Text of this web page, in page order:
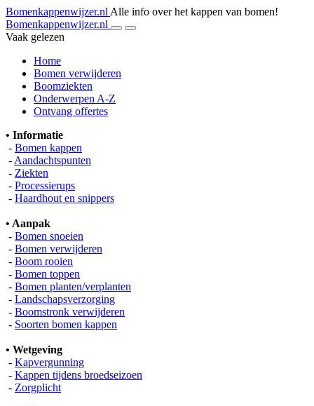
Bomenkappenwijzer.nl Alle info over het kappen van bomen!
Bomenkappenwijzer.nl
Vaak gelezen
Home
Bomen verwijderen
Boomziekten
Onderwerpen A-Z
Ontvang offertes
• Informatie
- Bomen kappen
- Aandachtspunten
- Ziekten
- Processierups
- Haardhout en snippers
• Aanpak
- Bomen snoeien
- Bomen verwijderen
- Boom rooien
- Bomen toppen
- Bomen planten/verplanten
- Landschapsverzorging
- Boomstronk verwijderen
- Soorten bomen kappen
• Wetgeving
- Kapvergunning
- Kappen tijdens broedseizoen
- Zorgplicht